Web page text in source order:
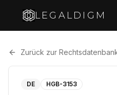
LEGALDIGM
Zurück zur
DE HGB-3153